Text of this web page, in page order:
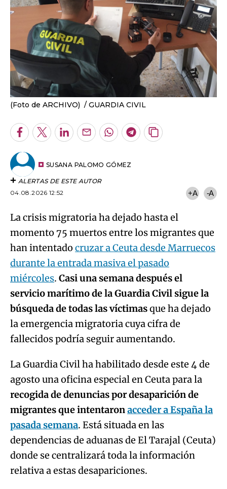
(Foto de ARCHIVO) GUARDIA CIVIL
Facebook
TwitterLinkedInEnviarWhatsapp
Telegram
Copiar
SUSANA PALOMO GÓMEZ
ALERTAS DE ESTE AUTOR
04.08.2026 12:52
+A -A
La crisis migratoria ha dejado hasta el
momento 75 muertos entre los migrantes que
han intentado cruzar a Ceuta desde Marruecos
durante la entrada masiva el pasado
miércoles. Casi una semana después el
servicio marítimo de la Guardia Civil sigue la
búsqueda de todas las víctimasque ha dejado
la emergencia migratoria cuya cifra de
fallecidos podría seguir aumentando.
La Guardia Civil ha habilitado desde este 4 de
agosto una oficina especial en Ceuta para la
recogida de denuncias por desaparición de
migrantes que intentaronacceder a España la
pasada semana. Está situada en las
dependencias de aduanas de El Tarajal (Ceuta)
donde se centralizará toda la información
relativa a estas desapariciones.